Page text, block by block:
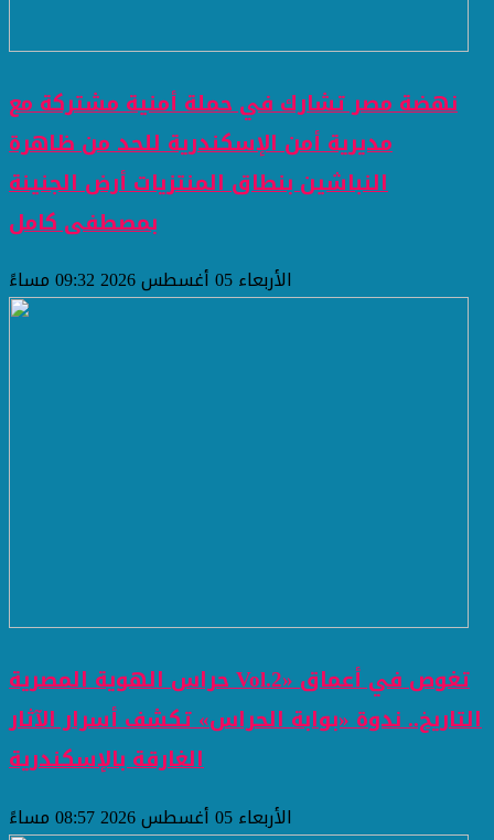
نهضة مصر تشارك في حملة أمنية مشتركة مع
مديرية أمن الإسكندرية للحد من ظاهرة
النباشين بنطاق المنتزيات أرض الجنينة
بمصطفى كامل
الأربعاء 05 أغسطس 2026 09:32 مساءً
حراس الهوية المصرية Vol.2» تغوص في أعماق
التاريخ.. ندوة «بوابة الحراس» تكشف أسرار الآثار
الغارقة بالإسكندرية
الأربعاء 05 أغسطس 2026 08:57 مساءً